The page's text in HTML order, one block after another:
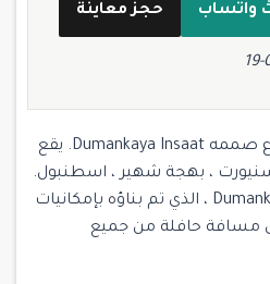
واتساب حجز معاينة
HCC-IST-19 هو اسم مشروع صممه Dumankaya Insaat. يقع
، بهجة شهير ، اسطنبول.
يقع فندق Dumankaya Modern Vadi ، الذي تم بناؤه بإمكانيات
مسافة حافلة من جميع